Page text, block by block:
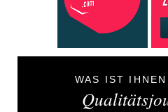
WAS IST IHNEN